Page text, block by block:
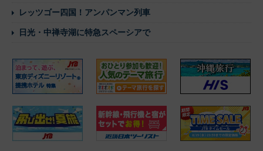
レッツゴー四国！アンパンマン列車
日光・中禅寺湖に特急スペーシアで